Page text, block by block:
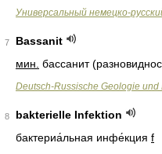
Универсальный немецко-
7
Bassanit
мин. бассанит
Deutsch-Russische Geologie
8
bakterielle Infektion
бактериа́льная инфе́кция f